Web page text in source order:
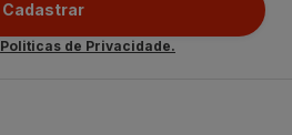
Cadastrar
Politicas de Privacidade.